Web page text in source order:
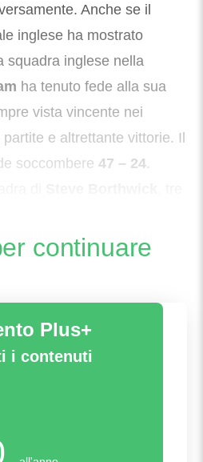
Anche se il
inglese ha mostrato
squadra inglese nella
ha tenuto fede alla sua
vista vincente nei
e altrettante vittorie. Il
soccombere 47 – 24.
continuare
Plus+
i contenuti